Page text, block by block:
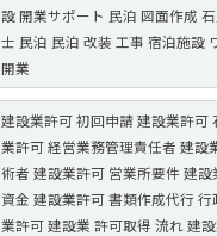
設 開業サポート 民泊 図面作成
士 民泊 民泊 改装 工事 宿泊施設
開業
建設業許可 初回申請 建設業許可
業許可 経営業務管理責任者 建設
術者 建設業許可 営業所要件 建設
資金 建設業許可 書類作成代行 行
業許可 建設業 許可取得 流れ 建